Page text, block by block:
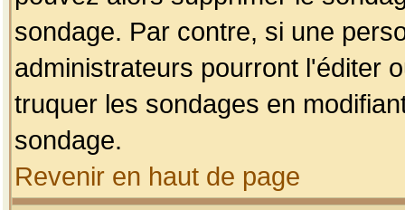
sondage. Par contre, si une
administrateurs pourront l'éditer
truquer les sondages en
sondage.
Revenir en haut de page